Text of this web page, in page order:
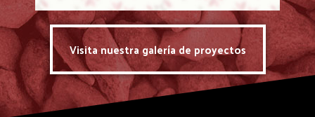
Visita nuestra galería de proyectos